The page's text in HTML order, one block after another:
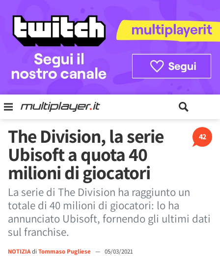
42
The Division, la serie
Ubisoft a quota 40
milioni di giocatori
La serie di The Division ha raggiunto un
totale di 40 milioni di giocatori: lo ha
annunciato Ubisoft, fornendo gli ultimi dati
sul franchise.
NOTIZIAdi Tommaso Pugliese — 05/03/2021